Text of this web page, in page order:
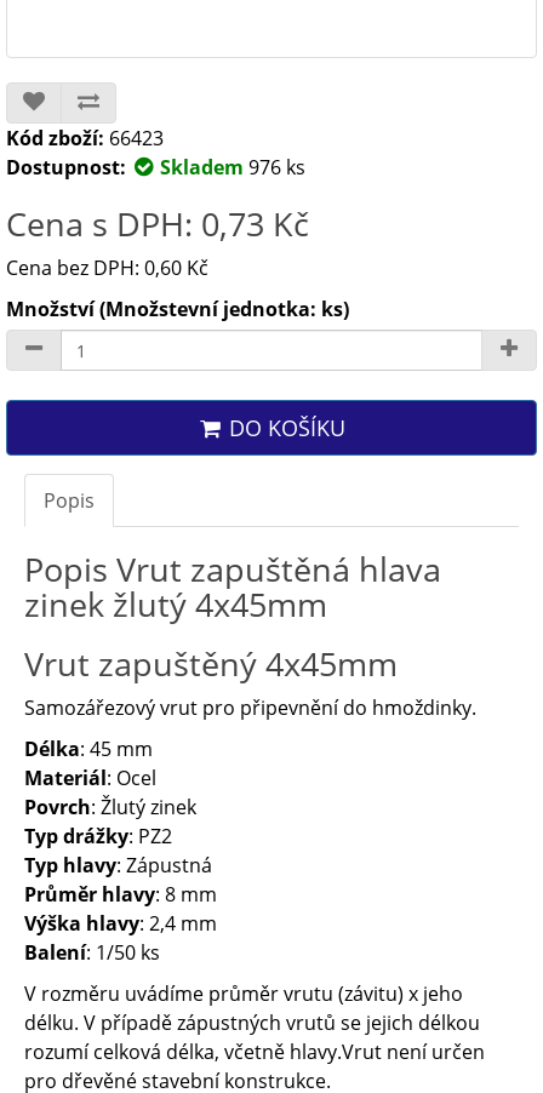
Kód zboží: 66423
Dostupnost:
Skladem 976 ks
Cena s DPH: 0,73 Kč
Cena bez DPH: 0,60 Kč
Množství (Množstevní jednotka: ks)
DO KOŠÍKU
Popis
Popis Vrut zapuštěná hlava
zinek žlutý 4x45mm
Vrut zapuštěný 4x45mm
Samozářezový vrut pro připevnění do hmoždinky.
Délka: 45 mm
Materiál: Ocel
Povrch: Žlutý zinek
Typ drážky: PZ2
Typ hlavy: Zápustná
Průměr hlavy: 8 mm
Výška hlavy: 2,4 mm
Balení: 1/50 ks
V rozměru uvádíme průměr vrutu (závitu) x jeho
délku. V případě zápustných vrutů se jejich délkou
rozumí celková délka, včetně hlavy.Vrut není určen
pro dřevěné stavební konstrukce.